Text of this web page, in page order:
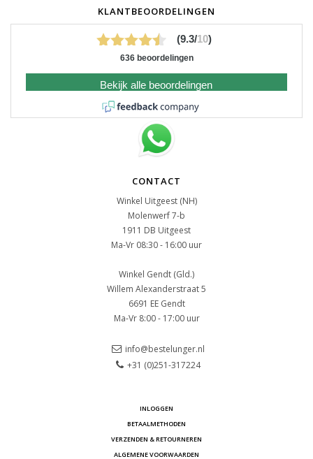
KLANTBEOORDELINGEN
(9.3/10)
636 beoordelingen
Bekijk alle beoordelingen
CONTACT
Winkel Uitgeest (NH)
Molenwerf 7-b
1911 DB Uitgeest
Ma-Vr 08:30 - 16:00 uur
Winkel Gendt (Gld.)
Willem Alexanderstraat 5
6691 EE Gendt
Ma-Vr 8:00 - 17:00 uur
info@bestelunger.nl
+31 (0)251-317224
INLOGGEN
BETAALMETHODEN
VERZENDEN & RETOURNEREN
ALGEMENE VOORWAARDEN